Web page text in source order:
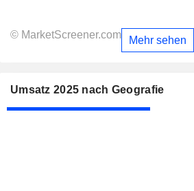
© MarketScreener.com Mehr sehen
Umsatz 2025 nach Geografie